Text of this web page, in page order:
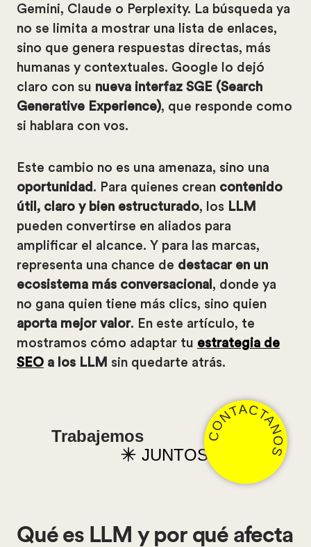
Gemini, Claude o Perplexity. La búsqueda ya
no se limita a mostrar una lista de enlaces,
sino que genera respuestas directas, más
humanas y contextuales. Google lo dejó
claro con su nueva interfaz SGE (Search
Generative Experience), que responde como
si hablara con vos.
Este cambio no es una amenaza, sino una
oportunidad . Para quienes crean contenido
útil, claro y bien estructurado, los LLM
pueden convertirse en aliados para
amplificar el alcance. Y para las marcas,
representa una chance de destacar en un
ecosistema más conversacional , donde ya
no gana quien tiene más clics, sino quien
aporta mejor valor. En este artículo, te
mostramos cómo adaptar tu estrategia de
SEO a los LLM sin quedarte atrás.
Trabajemos
JUNTOSCONTACTANOS
Qué es LLM y por qué afecta